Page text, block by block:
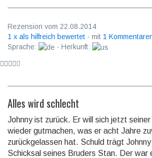
Rezension vom 22.08.2014
1 x als hilfreich bewertet · mit 1
Sprache:
· Herkunft:
Alles wird schlecht
Johnny ist zurück. Er will sich jetzt
wieder gutmachen, was er acht Jahre
zurückgelassen hat. Schuld trägt
Schicksal seines Bruders Stan. Der war